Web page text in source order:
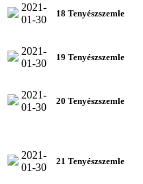
2021-
01-30
18 Tenyészszemle
2021-
01-30
19 Tenyészszemle
2021-
01-30
20 Tenyészszemle
2021-
01-30
21 Tenyészszemle